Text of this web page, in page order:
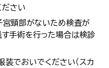
ださい
宮頸部がないため検査が
す手術を行った場合は検診
でおいでください（スカ